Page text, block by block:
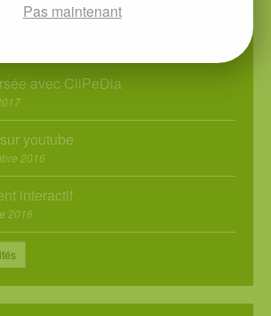
Pas maintenant
avec CliPeDia
youtube
2016
interactif
2016